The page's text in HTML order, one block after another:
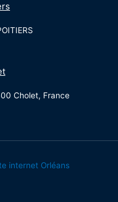
Cholet, France
internet Orléans